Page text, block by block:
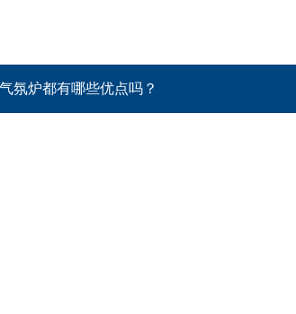
通知
个工作时内立即相应
氛炉都有哪些优点吗？